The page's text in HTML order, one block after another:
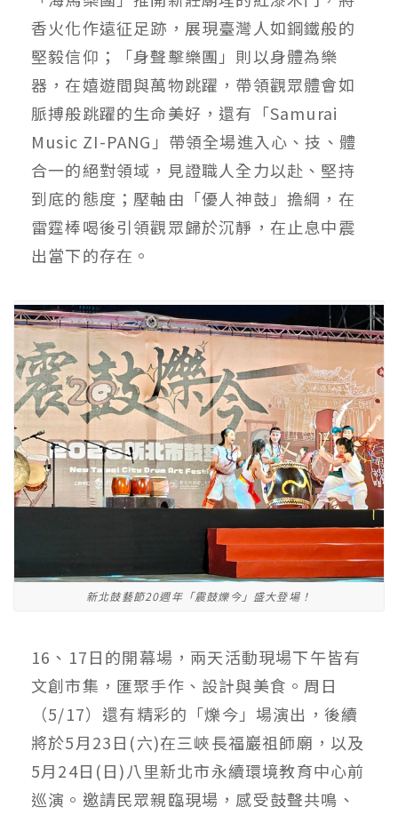
香火化作遠征足跡，展現臺灣人如鋼鐵般的
堅毅信仰；「身聲擊樂團」則以身體為樂
器，在嬉遊間與萬物跳躍，帶領觀眾體會如
脈搏般跳躍的生命美好，還有「Samurai
Music ZI-PANG」帶領全場進入心、技、體
合一的絕對領域，見證職人全力以赴、堅持
到底的態度；壓軸由「優人神鼓」擔綱，在
雷霆棒喝後引領觀眾歸於沉靜，在止息中震
出當下的存在。
新北鼓藝節20週年「震鼓爍今」盛大登場！
16、17日的開幕場，兩天活動現場下午皆有
文創市集，匯聚手作、設計與美食。周日
（5/17）還有精彩的「爍今」場演出，後續
將於5月23日(六)在三峽長福巖祖師廟，以及
5月24日(日)八里新北市永續環境教育中心前
巡演。邀請民眾親臨現場，感受鼓聲共鳴、